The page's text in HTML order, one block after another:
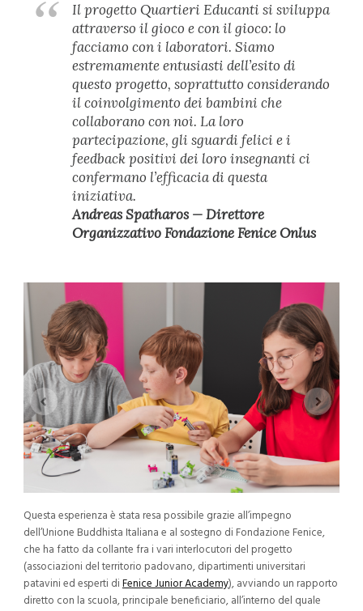
Il progetto Quartieri Educanti si sviluppa
attraverso il gioco e con il gioco: lo
facciamo con i laboratori. Siamo
estremamente entusiasti dell’esito di
questo progetto, soprattutto considerando
il coinvolgimento dei bambini che
collaborano con noi. La loro
partecipazione, gli sguardi felici e i
feedback positivi dei loro insegnanti ci
confermano l’efficacia di questa
iniziativa.
Andreas Spatharos — Direttore
Organizzativo Fondazione Fenice Onlus
Questa esperienza è stata resa possibile grazie all’impegno
dell’Unione Buddhista Italiana e al sostegno di Fondazione Fenice,
che ha fatto da collante fra i vari interlocutori del progetto
(associazioni del territorio padovano, dipartimenti universitari
patavini ed esperti diFenice Junior Academy), avviando un rapporto
diretto con la scuola, principale beneficiario, all’interno del quale